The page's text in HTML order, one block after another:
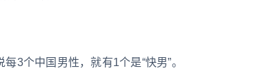
3个中国男性，就有1个是“快男”。